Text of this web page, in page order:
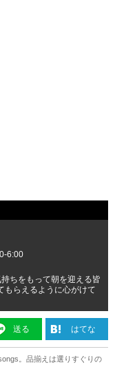
6:00
ちをもって朝を迎える皆
もらえるように心がけて
送る はてな
。品揃えは選りすぐりの